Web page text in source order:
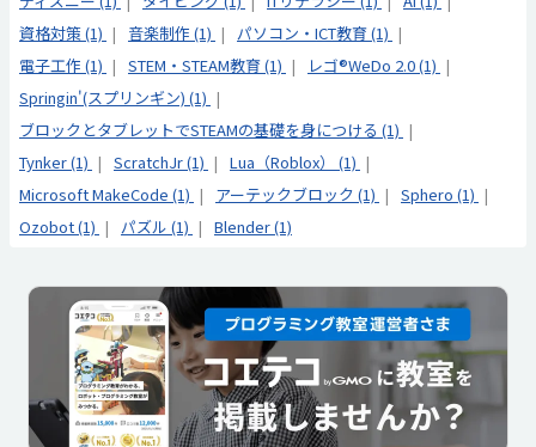
資格対策 (1)
音楽制作 (1)
パソコン・ICT教育 (1)
電子工作 (1)
STEM・STEAM教育 (1)
レゴ®WeDo 2.0 (1)
Springin'(スプリンギン) (1)
ブロックとタブレットでSTEAMの基礎を身につける (1)
Tynker (1)
ScratchJr (1)
Lua（Roblox） (1)
Microsoft MakeCode (1)
アーテックブロック (1)
Sphero (1)
Ozobot (1)
パズル (1) Blender (1)